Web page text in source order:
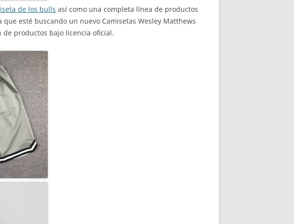
de los bulls así como una completa línea de productos
esté buscando un nuevo Camisetas Wesley Matthews
productos bajo licencia oficial.